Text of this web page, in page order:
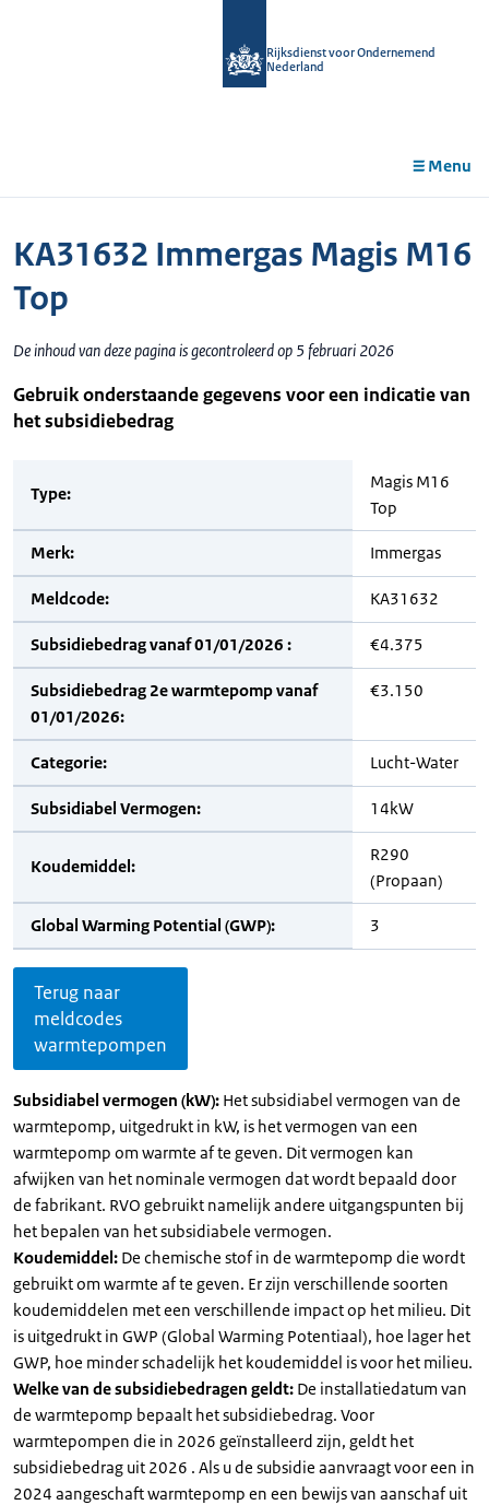
Rijksdienst voor Ondernemend
Nederland
Menu
KA31632 Immergas Magis M16
Top
De inhoud van deze pagina is gecontroleerd op 5 februari 2026
Gebruik onderstaande gegevens voor een indicatie van
het subsidiebedrag
Type:
Magis M16
Top
Merk: Immergas
Meldcode: KA31632
Subsidiebedrag vanaf 01/01/2026 : €4.375
Subsidiebedrag 2e warmtepomp vanaf
01/01/2026:
€3.150
Categorie: Lucht-Water
Subsidiabel Vermogen: 14kW
Koudemiddel:
R290
(Propaan)
Global Warming Potential (GWP): 3
Terug naar
meldcodes
warmtepompen
Subsidiabel vermogen (kW): Het subsidiabel vermogen van de
warmtepomp, uitgedrukt in kW, is het vermogen van een
warmtepomp om warmte af te geven. Dit vermogen kan
afwijken van het nominale vermogen dat wordt bepaald door
de fabrikant. RVO gebruikt namelijk andere uitgangspunten bij
het bepalen van het subsidiabele vermogen.
Koudemiddel: De chemische stof in de warmtepomp die wordt
gebruikt om warmte af te geven. Er zijn verschillende soorten
koudemiddelen met een verschillende impact op het milieu. Dit
is uitgedrukt in GWP (Global Warming Potentiaal), hoe lager het
GWP, hoe minder schadelijk het koudemiddel is voor het milieu.
Welke van de subsidiebedragen geldt: De installatiedatum van
de warmtepomp bepaalt het subsidiebedrag. Voor
warmtepompen die in 2026 geïnstalleerd zijn, geldt het
subsidiebedrag uit 2026 . Als u de subsidie aanvraagt voor een in
2024 aangeschaft warmtepomp en een bewijs van aanschaf uit